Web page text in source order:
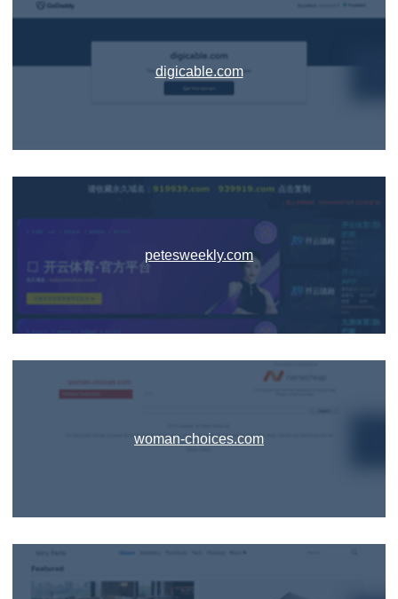
digicable.com
petesweekly.com
woman-choices.com